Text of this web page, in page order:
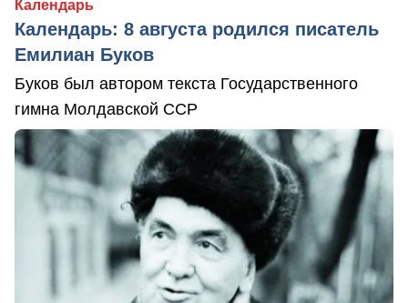
Календарь
Календарь: 8 августа родился писатель
Емилиан Буков
Буков был автором текста Государственного
гимна Молдавской ССР